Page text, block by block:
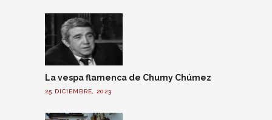
La vespa flamenca de Chumy Chúmez
25 DICIEMBRE, 2023